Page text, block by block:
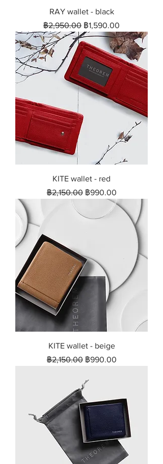
RAY wallet - black
ราคาปกติ
฿2,950.00 ราคาขายลด
฿1,590.00
KITE wallet - red
ราคาปกติ
฿2,150.00 ราคาขายลด
฿990.00
KITE wallet - beige
ราคาปกติ
฿2,150.00 ราคาขายลด
฿990.00